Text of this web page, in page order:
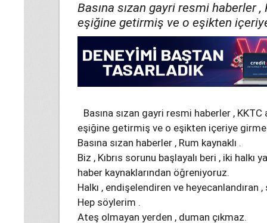
Basına sızan gayri resmi haberler
eşiğine getirmiş ve o eşikten
Basına sızan gayri resmi haberler ,
eşiğine getirmiş ve o eşikten içeriye
Basına sızan haberler , Rum kaynaklı .
Biz , Kıbrıs sorunu başlayalı beri , iki
haber kaynaklarından öğreniyoruz.
Halkı , endişelendiren ve heyecanlandıran
Hep söylerim .
Ateş olmayan yerden , duman çıkmaz.